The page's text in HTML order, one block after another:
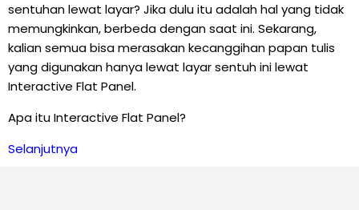
sentuhan lewat layar? Jika dulu itu adalah hal yang tidak
memungkinkan, berbeda dengan saat ini. Sekarang,
kalian semua bisa merasakan kecanggihan papan tulis
yang digunakan hanya lewat layar sentuh ini lewat
Interactive Flat Panel.
Apa itu Interactive Flat Panel?
Selanjutnya